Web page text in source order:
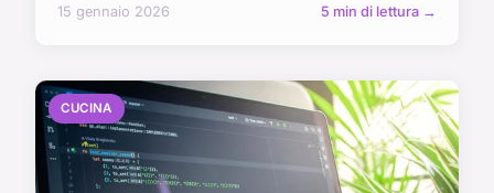
15 gennaio 2026 5 min di lettura →
CUCINA